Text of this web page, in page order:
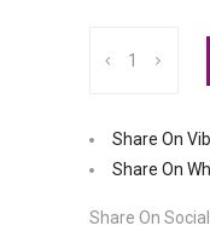
και
Εκδόσεις
Ποσότητα
Share On
Share On
Share On